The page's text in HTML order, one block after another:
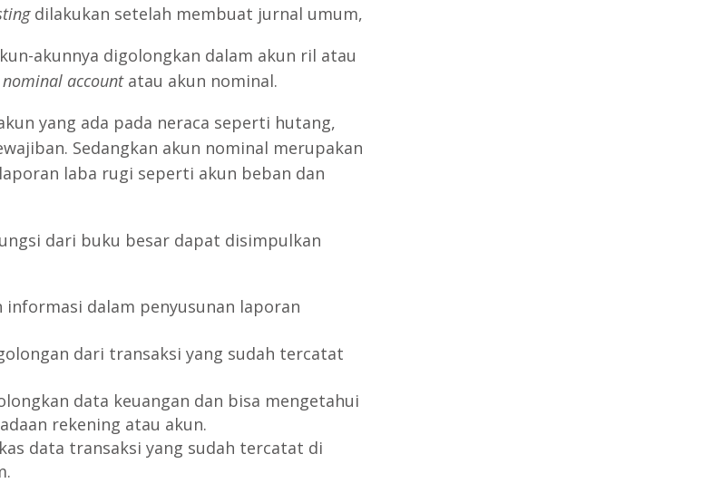
dilakukan setelah membuat jurnal umum,
akunnya digolongkan dalam akun ril atau
nominal accountatau akun nominal.
yang ada pada neraca seperti hutang,
Sedangkan akun nominal merupakan
laba rugi seperti akun beban dan
dari buku besar dapat disimpulkan
informasi dalam penyusunan laporan
dari transaksi yang sudah tercatat
data keuangan dan bisa mengetahui
rekening atau akun.
data transaksi yang sudah tercatat di